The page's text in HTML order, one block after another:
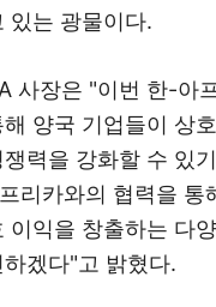
있는 광물이다.
사장은 "이번 한-아
양국 기업들이 상
력을 강화할 수 있
리카와의 협력을 통
이익을 창출하는 다
겠다"고 밝혔다.